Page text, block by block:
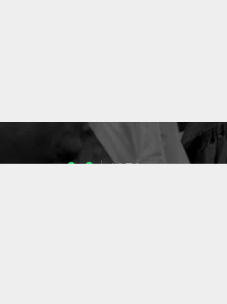
1053